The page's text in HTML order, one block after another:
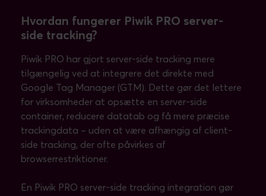
Hvordan fungerer Piwik PRO server-
side tracking?
Piwik PRO har gjort server-side tracking mere
tilgængelig ved at integrere det direkte med
Google Tag Manager (GTM). Dette gør det lettere
for virksomheder at opsætte en server-side
container, reducere datatab og få mere præcise
trackingdata – uden at være afhængig af client-
side tracking, der ofte påvirkes af
browserrestriktioner.
En Piwik PRO server-side tracking integration gør